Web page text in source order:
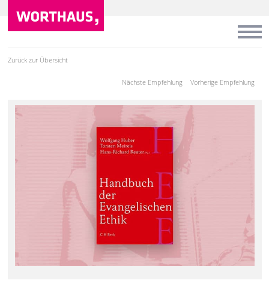
Zurück zur Übersicht
Vorherige Empfehlung
Nächste Empfehlung